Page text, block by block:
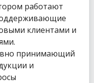
работают
клиентами и
принимающий
и